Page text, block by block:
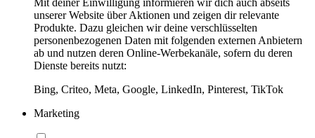
unserer Website über Aktionen und zeigen dir relevante
Produkte. Dazu gleichen wir deine verschlüsselten
personenbezogenen Daten mit folgenden externen Anbietern
ab und nutzen deren Online-Werbekanäle, sofern du deren
Dienste bereits nutzt:
Bing, Criteo, Meta, Google, LinkedIn, Pinterest, TikTok
Marketing